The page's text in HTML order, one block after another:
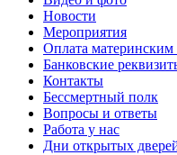
Новости
Мероприятия
Оплата материнским
Банковские
Контакты
Бессмертный полк
Вопросы и ответы
Работа у нас
Дни открытых